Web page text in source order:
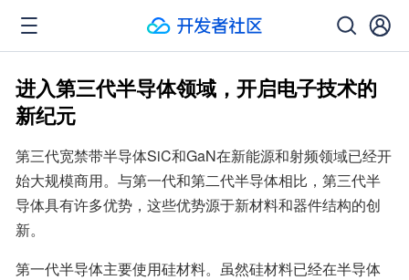
进入第三代半导体领域，开启电子技术的
新纪元
第三代宽禁带半导体SiC和GaN在新能源和射频领域已经开
始大规模商用。与第一代和第二代半导体相比，第三代半
导体具有许多优势，这些优势源于新材料和器件结构的创
新。
第一代半导体主要使用硅材料。虽然硅材料已经在半导体